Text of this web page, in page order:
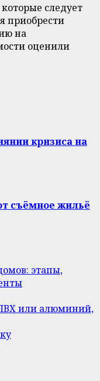
следует
приобрести
на
оценили
кризиса на
съёмное жильё
этапы,
или алюминий,